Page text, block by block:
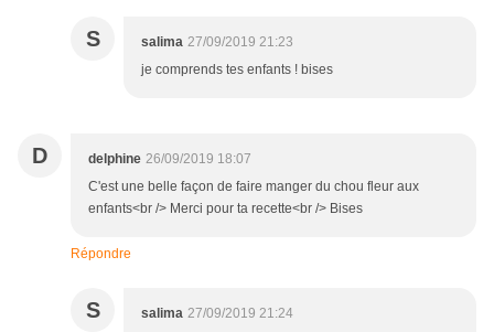
S salima 27/09/2019 21:23
je comprends tes enfants ! bises
D delphine 26/09/2019 18:07
C'est une belle façon de faire manger du chou fleur aux
enfants<br /> Merci pour ta recette<br /> Bises
Répondre
S salima 27/09/2019 21:24